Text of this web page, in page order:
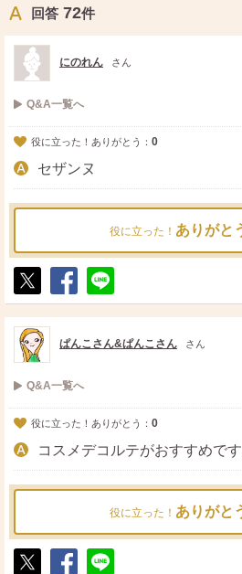
回答 72件
にのれん さん
Q&A一覧へ
役に立った！ありがとう： 0
セザンヌ
役に立った！ ありがと
ポ
ス
ト
シ
ェ
送
る
ぱんこさん&ぱんこさん さん
Q&A一覧へ
役に立った！ありがとう： 0
コスメデコルテがおすすめです
役に立った！ ありがと